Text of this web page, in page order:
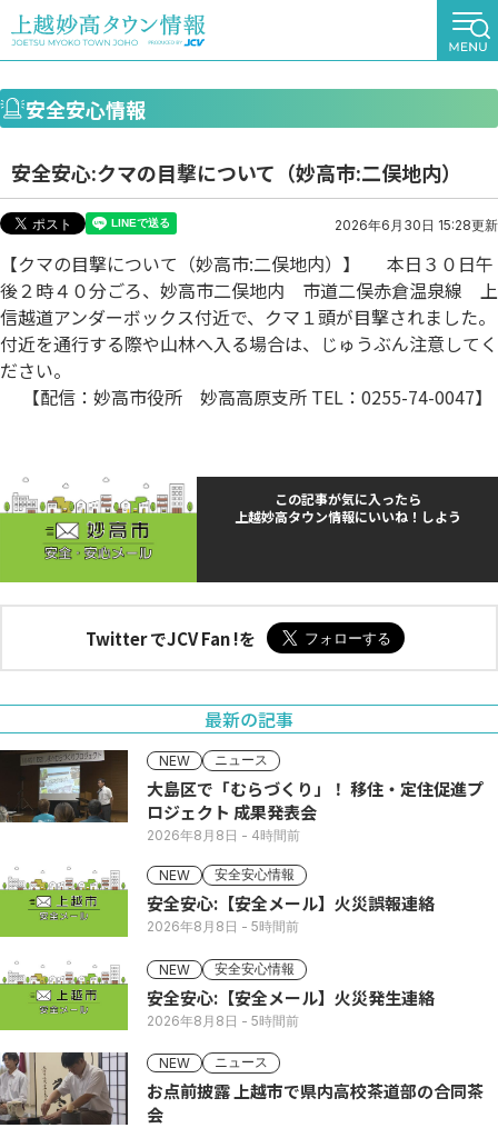
安全安心情報
安全安心:クマの目撃について（妙高市:二俣地内）
2026年6月30日 15:28更新
【クマの目撃について（妙高市:二俣地内）】 本日３０日午
後２時４０分ごろ、妙高市二俣地内 市道二俣赤倉温泉線 上
信越道アンダーボックス付近で、クマ１頭が目撃されました。
付近を通行する際や山林へ入る場合は、じゅうぶん注意してく
ださい。
【配信：妙高市役所 妙高高原支所 TEL：0255-74-0047】
この記事が気に入ったら
上越妙高タウン情報にいいね！しよう
Twitter でJCV Fan !を
最新の記事
NEW ニュース
大島区で「むらづくり」！ 移住・定住促進プ
ロジェクト 成果発表会
2026年8月8日 - 4時間前
NEW 安全安心情報
安全安心:【安全メール】火災誤報連絡
2026年8月8日 - 5時間前
NEW 安全安心情報
安全安心:【安全メール】火災発生連絡
2026年8月8日 - 5時間前
NEW ニュース
お点前披露 上越市で県内高校茶道部の合同茶
会